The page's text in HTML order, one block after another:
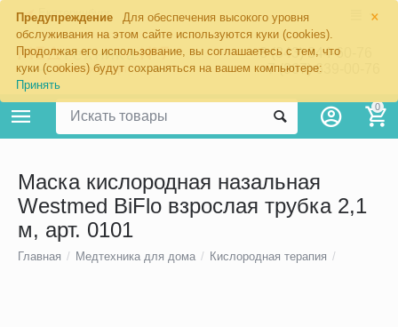
×
Предупреждение
Для обеспечения высокого уровня
обслуживания на этом сайте используются куки (cookies).
Продолжая его использование, вы соглашаетесь с тем, что
куки (cookies) будут сохраняться на вашем компьютере:
Принять
Екатеринбург
8 (343) 344-60-76
+7 (967) 639-00-76
0
Маска кислородная назальная
Westmed BiFlo взрослая трубка 2,1
м, арт. 0101
Главная / Медтехника для дома / Кислородная терапия /